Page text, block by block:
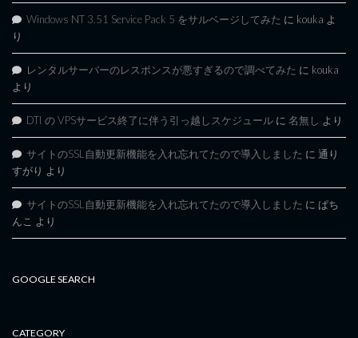
Windows NT 3.51 Service Pack 5 をサルベージしてみた に kouka よ
り
レンタルサーバーのレスポンスが悪すぎるので調べてみた に kouka
より
DTI の VPSサービス終了に伴う引っ越しスケジュール に 名無し より
サイトのSSL自動更新機能を入れ忘れてたので導入しました に 通り
すがり より
サイトのSSL自動更新機能を入れ忘れてたので導入しました に ぱち
んこ より
GOOGLE SEARCH
CATEGORY